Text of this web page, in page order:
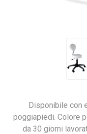
Disponibile con
poggiapiedi. Colore
da 30 giorni